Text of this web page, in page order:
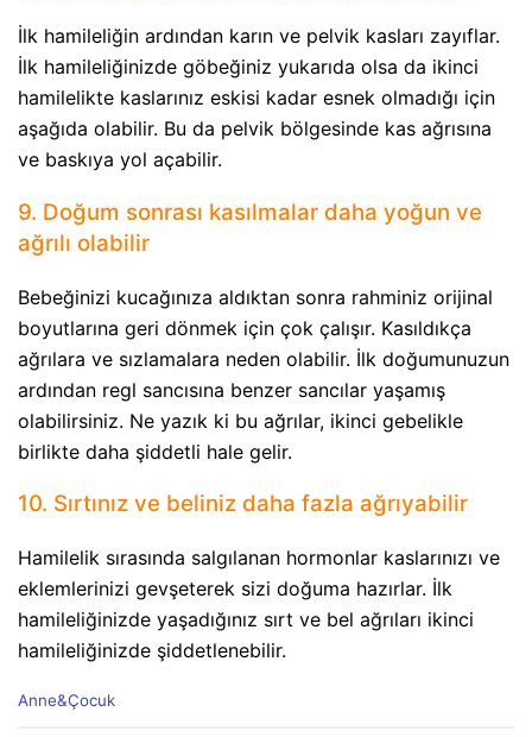
İlk hamileliğin ardından karın ve pelvik kasları zayıflar.
İlk hamileliğinizde göbeğiniz yukarıda olsa da ikinci
hamilelikte kaslarınız eskisi kadar esnek olmadığı için
aşağıda olabilir. Bu da pelvik bölgesinde kas ağrısına
ve baskıya yol açabilir.
9. Doğum sonrası kasılmalar daha yoğun ve
ağrılı olabilir
Bebeğinizi kucağınıza aldıktan sonra rahminiz orijinal
boyutlarına geri dönmek için çok çalışır. Kasıldıkça
ağrılara ve sızlamalara neden olabilir. İlk doğumunuzun
ardından regl sancısına benzer sancılar yaşamış
olabilirsiniz. Ne yazık ki bu ağrılar, ikinci gebelikle
birlikte daha şiddetli hale gelir.
10. Sırtınız ve beliniz daha fazla ağrıyabilir
Hamilelik sırasında salgılanan hormonlar kaslarınızı ve
eklemlerinizi gevşeterek sizi doğuma hazırlar. İlk
hamileliğinizde yaşadığınız sırt ve bel ağrıları ikinci
hamileliğinizde şiddetlenebilir.
C
Anne&Çocuk